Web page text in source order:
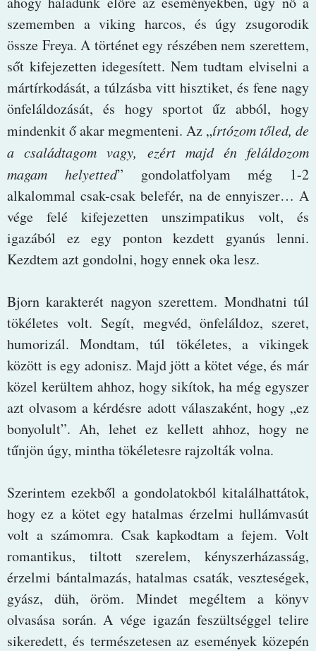
szememben a viking harcos, és úgy zsugorodik
össze Freya. A történet egy részében nem szerettem,
sőt kifejezetten idegesített. Nem tudtam elviselni a
mártírkodását, a túlzásba vitt hisztiket, és fene nagy
önfeláldozását, és hogy sportot űz abból, hogy
mindenkit ő akar megmenteni. Az „írtózom tőled, de
a családtagom vagy, ezért majd én feláldozom
magam helyetted” gondolatfolyam még 1-2
alkalommal csak-csak belefér, na de ennyiszer… A
vége felé kifejezetten unszimpatikus volt, és
igazából ez egy ponton kezdett gyanús lenni.
Kezdtem azt gondolni, hogy ennek oka lesz.
Bjorn karakterét nagyon szerettem. Mondhatni túl
tökéletes volt. Segít, megvéd, önfeláldoz, szeret,
humorizál. Mondtam, túl tökéletes, a vikingek
között is egy adonisz. Majd jött a kötet vége, és már
közel kerültem ahhoz, hogy sikítok, ha még egyszer
azt olvasom a kérdésre adott válaszaként, hogy „ez
bonyolult”. Ah, lehet ez kellett ahhoz, hogy ne
tűnjön úgy, mintha tökéletesre rajzolták volna.
Szerintem ezekből a gondolatokból kitalálhattátok,
hogy ez a kötet egy hatalmas érzelmi hullámvasút
volt a számomra. Csak kapkodtam a fejem. Volt
romantikus, tiltott szerelem, kényszerházasság,
érzelmi bántalmazás, hatalmas csaták, veszteségek,
gyász, düh, öröm. Mindet megéltem a könyv
olvasása során. A vége igazán feszültséggel telire
sikeredett, és természetesen az események közepén